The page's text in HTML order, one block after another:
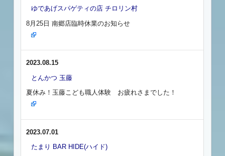
ゆであげスパゲティの店 チロリン村
8月25日 南郷店臨時休業のお知らせ
2023.08.15
とんかつ 玉藤
夏休み！玉藤こども職人体験 お疲れさまでした！
2023.07.01
たまり BAR HIDE(ハイド)